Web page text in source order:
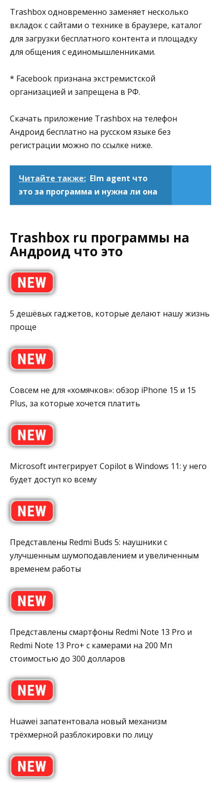
Trashbox одновременно заменяет несколько
вкладок с сайтами о технике в браузере, каталог
для загрузки бесплатного контента и площадку
для общения с единомышленниками.
* Facebook признана экстремистской
организацией и запрещена в РФ.
Скачать приложение Trashbox на телефон
Андроид бесплатно на русском языке без
регистрации можно по ссылке ниже.
Читайте также: Elm agent что
это за программа и нужна ли она
Trashbox ru программы на
Андроид что это
5 дешёвых гаджетов, которые делают нашу жизнь
проще
Совсем не для «хомячков»: обзор iPhone 15 и 15
Plus, за которые хочется платить
Microsoft интегрирует Copilot в Windows 11: у него
будет доступ ко всему
Представлены Redmi Buds 5: наушники с
улучшенным шумоподавлением и увеличенным
временем работы
Представлены смартфоны Redmi Note 13 Pro и
Redmi Note 13 Pro+ с камерами на 200 Мп
стоимостью до 300 долларов
Huawei запатентовала новый механизм
трёхмерной разблокировки по лицу